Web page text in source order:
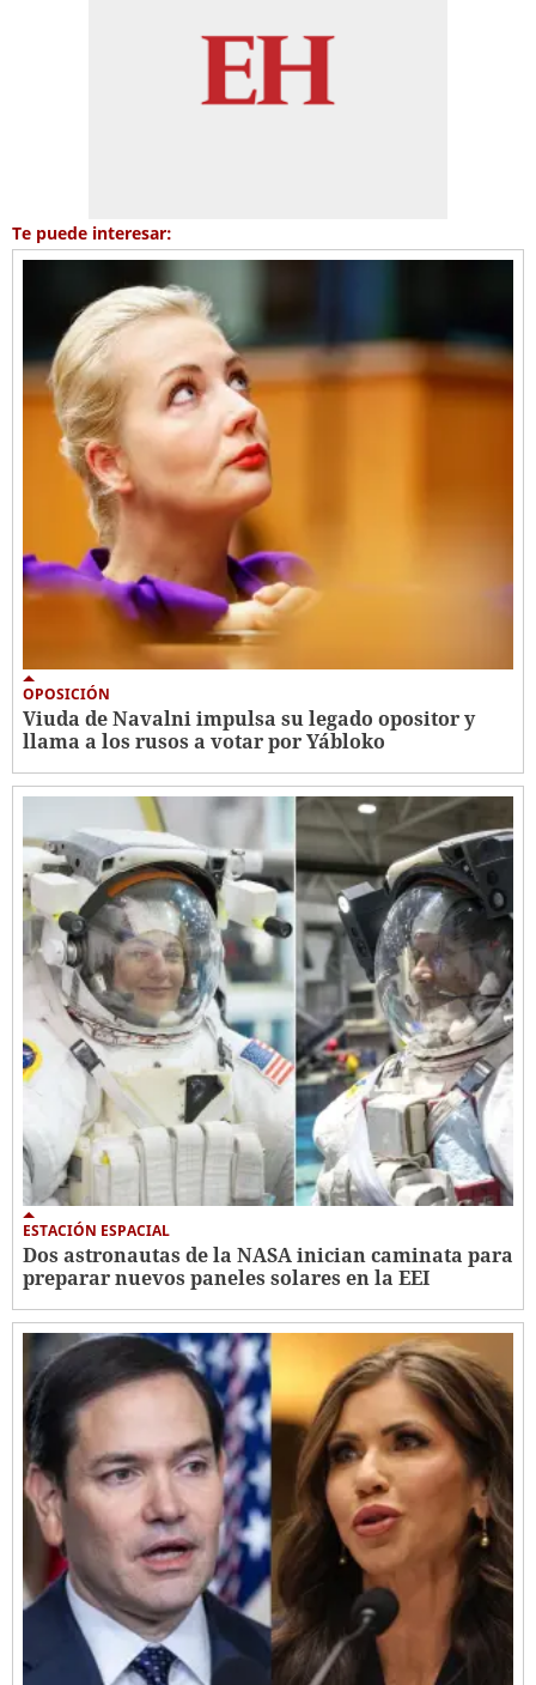
Te puede interesar:
OPOSICIÓN
Viuda de Navalni impulsa su legado opositor y
llama a los rusos a votar por Yábloko
ESTACIÓN ESPACIAL
Dos astronautas de la NASA inician caminata para
preparar nuevos paneles solares en la EEI